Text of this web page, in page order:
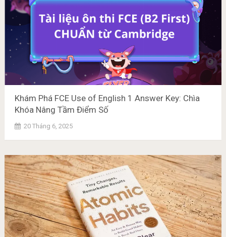
Khám Phá FCE Use of English 1 Answer Key: Chìa
Khóa Nâng Tầm Điểm Số
20 Tháng 6, 2025